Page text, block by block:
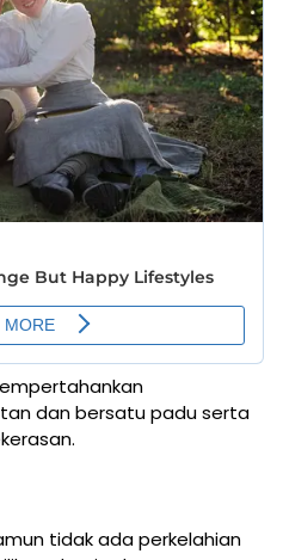
dan bersatu padu serta
tidak ada perkelahian